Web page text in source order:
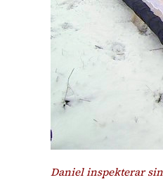
Daniel inspekterar